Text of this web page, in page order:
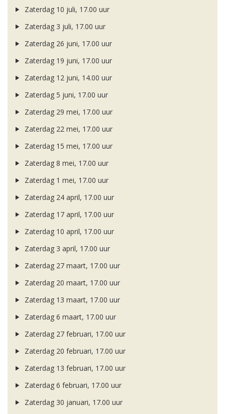
Zaterdag 10 juli, 17.00 uur
Zaterdag 3 juli, 17.00 uur
Zaterdag 26 juni, 17.00 uur
Zaterdag 19 juni, 17.00 uur
Zaterdag 12 juni, 14.00 uur
Zaterdag 5 juni, 17.00 uur
Zaterdag 29 mei, 17.00 uur
Zaterdag 22 mei, 17.00 uur
Zaterdag 15 mei, 17.00 uur
Zaterdag 8 mei, 17.00 uur
Zaterdag 1 mei, 17.00 uur
Zaterdag 24 april, 17.00 uur
Zaterdag 17 april, 17.00 uur
Zaterdag 10 april, 17.00 uur
Zaterdag 3 april, 17.00 uur
Zaterdag 27 maart, 17.00 uur
Zaterdag 20 maart, 17.00 uur
Zaterdag 13 maart, 17.00 uur
Zaterdag 6 maart, 17.00 uur
Zaterdag 27 februari, 17.00 uur
Zaterdag 20 februari, 17.00 uur
Zaterdag 13 februari, 17.00 uur
Zaterdag 6 februari, 17.00 uur
Zaterdag 30 januari, 17.00 uur